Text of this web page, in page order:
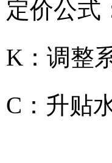
定价公式
K：调整
C：升贴